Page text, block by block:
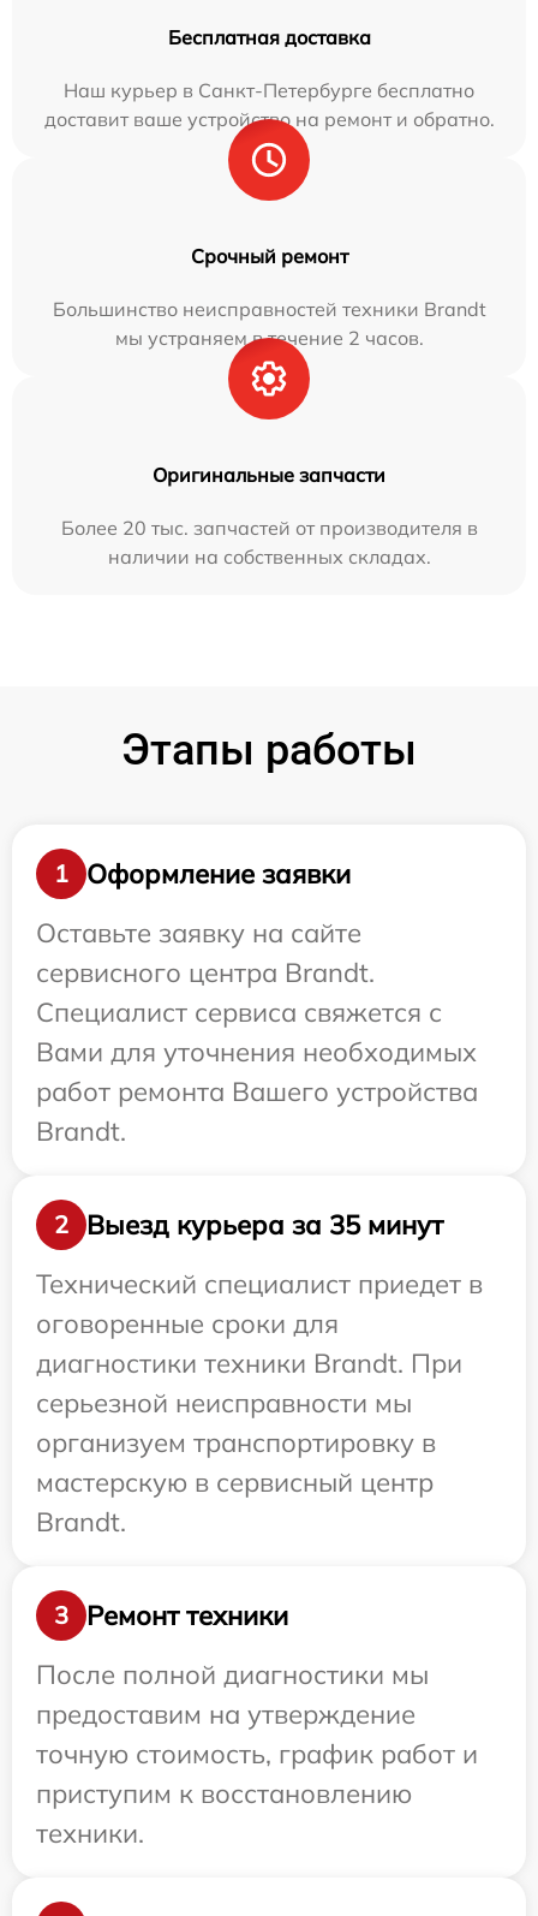
Бесплатная доставка
Наш курьер в Санкт-Петербурге бесплатно
доставит ваше устройство на ремонт и обратно.
Срочный ремонт
Большинство неисправностей техники Brandt
мы устраняем в течение 2 часов.
Оригинальные запчасти
Более 20 тыс. запчастей от производителя в
наличии на собственных складах.
Этапы работы
1
Оформление заявки
Оставьте заявку на сайте
сервисного центра Brandt.
Специалист сервиса свяжется с
Вами для уточнения необходимых
работ ремонта Вашего устройства
Brandt.
2
Выезд курьера за 35 минут
Технический специалист приедет в
оговоренные сроки для
диагностики техники Brandt. При
серьезной неисправности мы
организуем транспортировку в
мастерскую в сервисный центр
Brandt.
3
Ремонт техники
После полной диагностики мы
предоставим на утверждение
точную стоимость, график работ и
приступим к восстановлению
техники.